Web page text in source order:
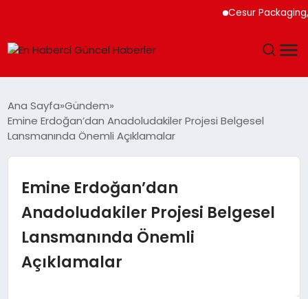
Cesur Packaging,
MAGAZIN
DÜNYA
Ana Sayfa Gündem
Emine Erdoğan’dan Anadoludakiler Projesi Belgesel
Lansmanında Önemli Açıklamalar
Emine Erdoğan’dan
Anadoludakiler Projesi Belgesel
Lansmanında Önemli
Açıklamalar